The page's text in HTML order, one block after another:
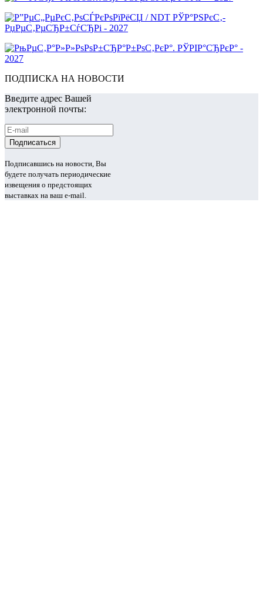
ПОДПИСКА НА НОВОСТИ
Введите адрес Вашей
электронной почты:
Подписавшись на новости, Вы
будете получать периодические
извещения о предстоящих
выставках на ваш e-mail.